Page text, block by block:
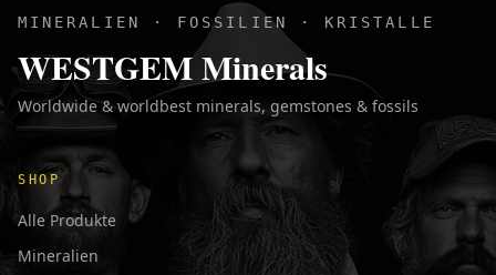
MINERALIEN · FOSSILIEN · KRISTALLE
WESTGEM Minerals
Worldwide & worldbest minerals, gemstones & fossils
SHOP
Alle Produkte
Mineralien